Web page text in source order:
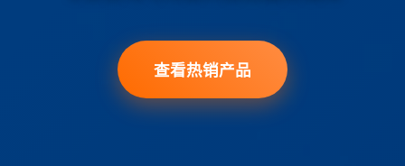
查看热销产品